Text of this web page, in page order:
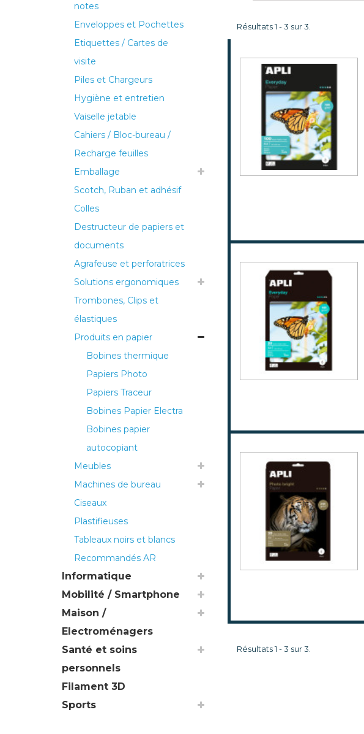
notes
Enveloppes et Pochettes
Etiquettes / Cartes de
visite
Piles et Chargeurs
Hygiène et entretien
Vaiselle jetable
Cahiers / Bloc-bureau /
Recharge feuilles
Emballage
Scotch, Ruban et adhésif
Colles
Destructeur de papiers et
documents
Agrafeuse et perforatrices
Solutions ergonomiques
Trombones, Clips et
élastiques
Produits en papier
Bobines thermique
Papiers Photo
Papiers Traceur
Bobines Papier Electra
Bobines papier
autocopiant
Meubles
Machines de bureau
Ciseaux
Plastifieuses
Tableaux noirs et blancs
Recommandés AR
Informatique
Mobilité / Smartphone
Maison /
Electroménagers
Santé et soins
personnels
Filament 3D
Sports
Résultats 1 - 3 sur 3.
Résultats 1 - 3 sur 3.